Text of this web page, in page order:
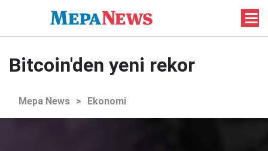
Bitcoin'den yeni rekor
Mepa News > Ekonomi